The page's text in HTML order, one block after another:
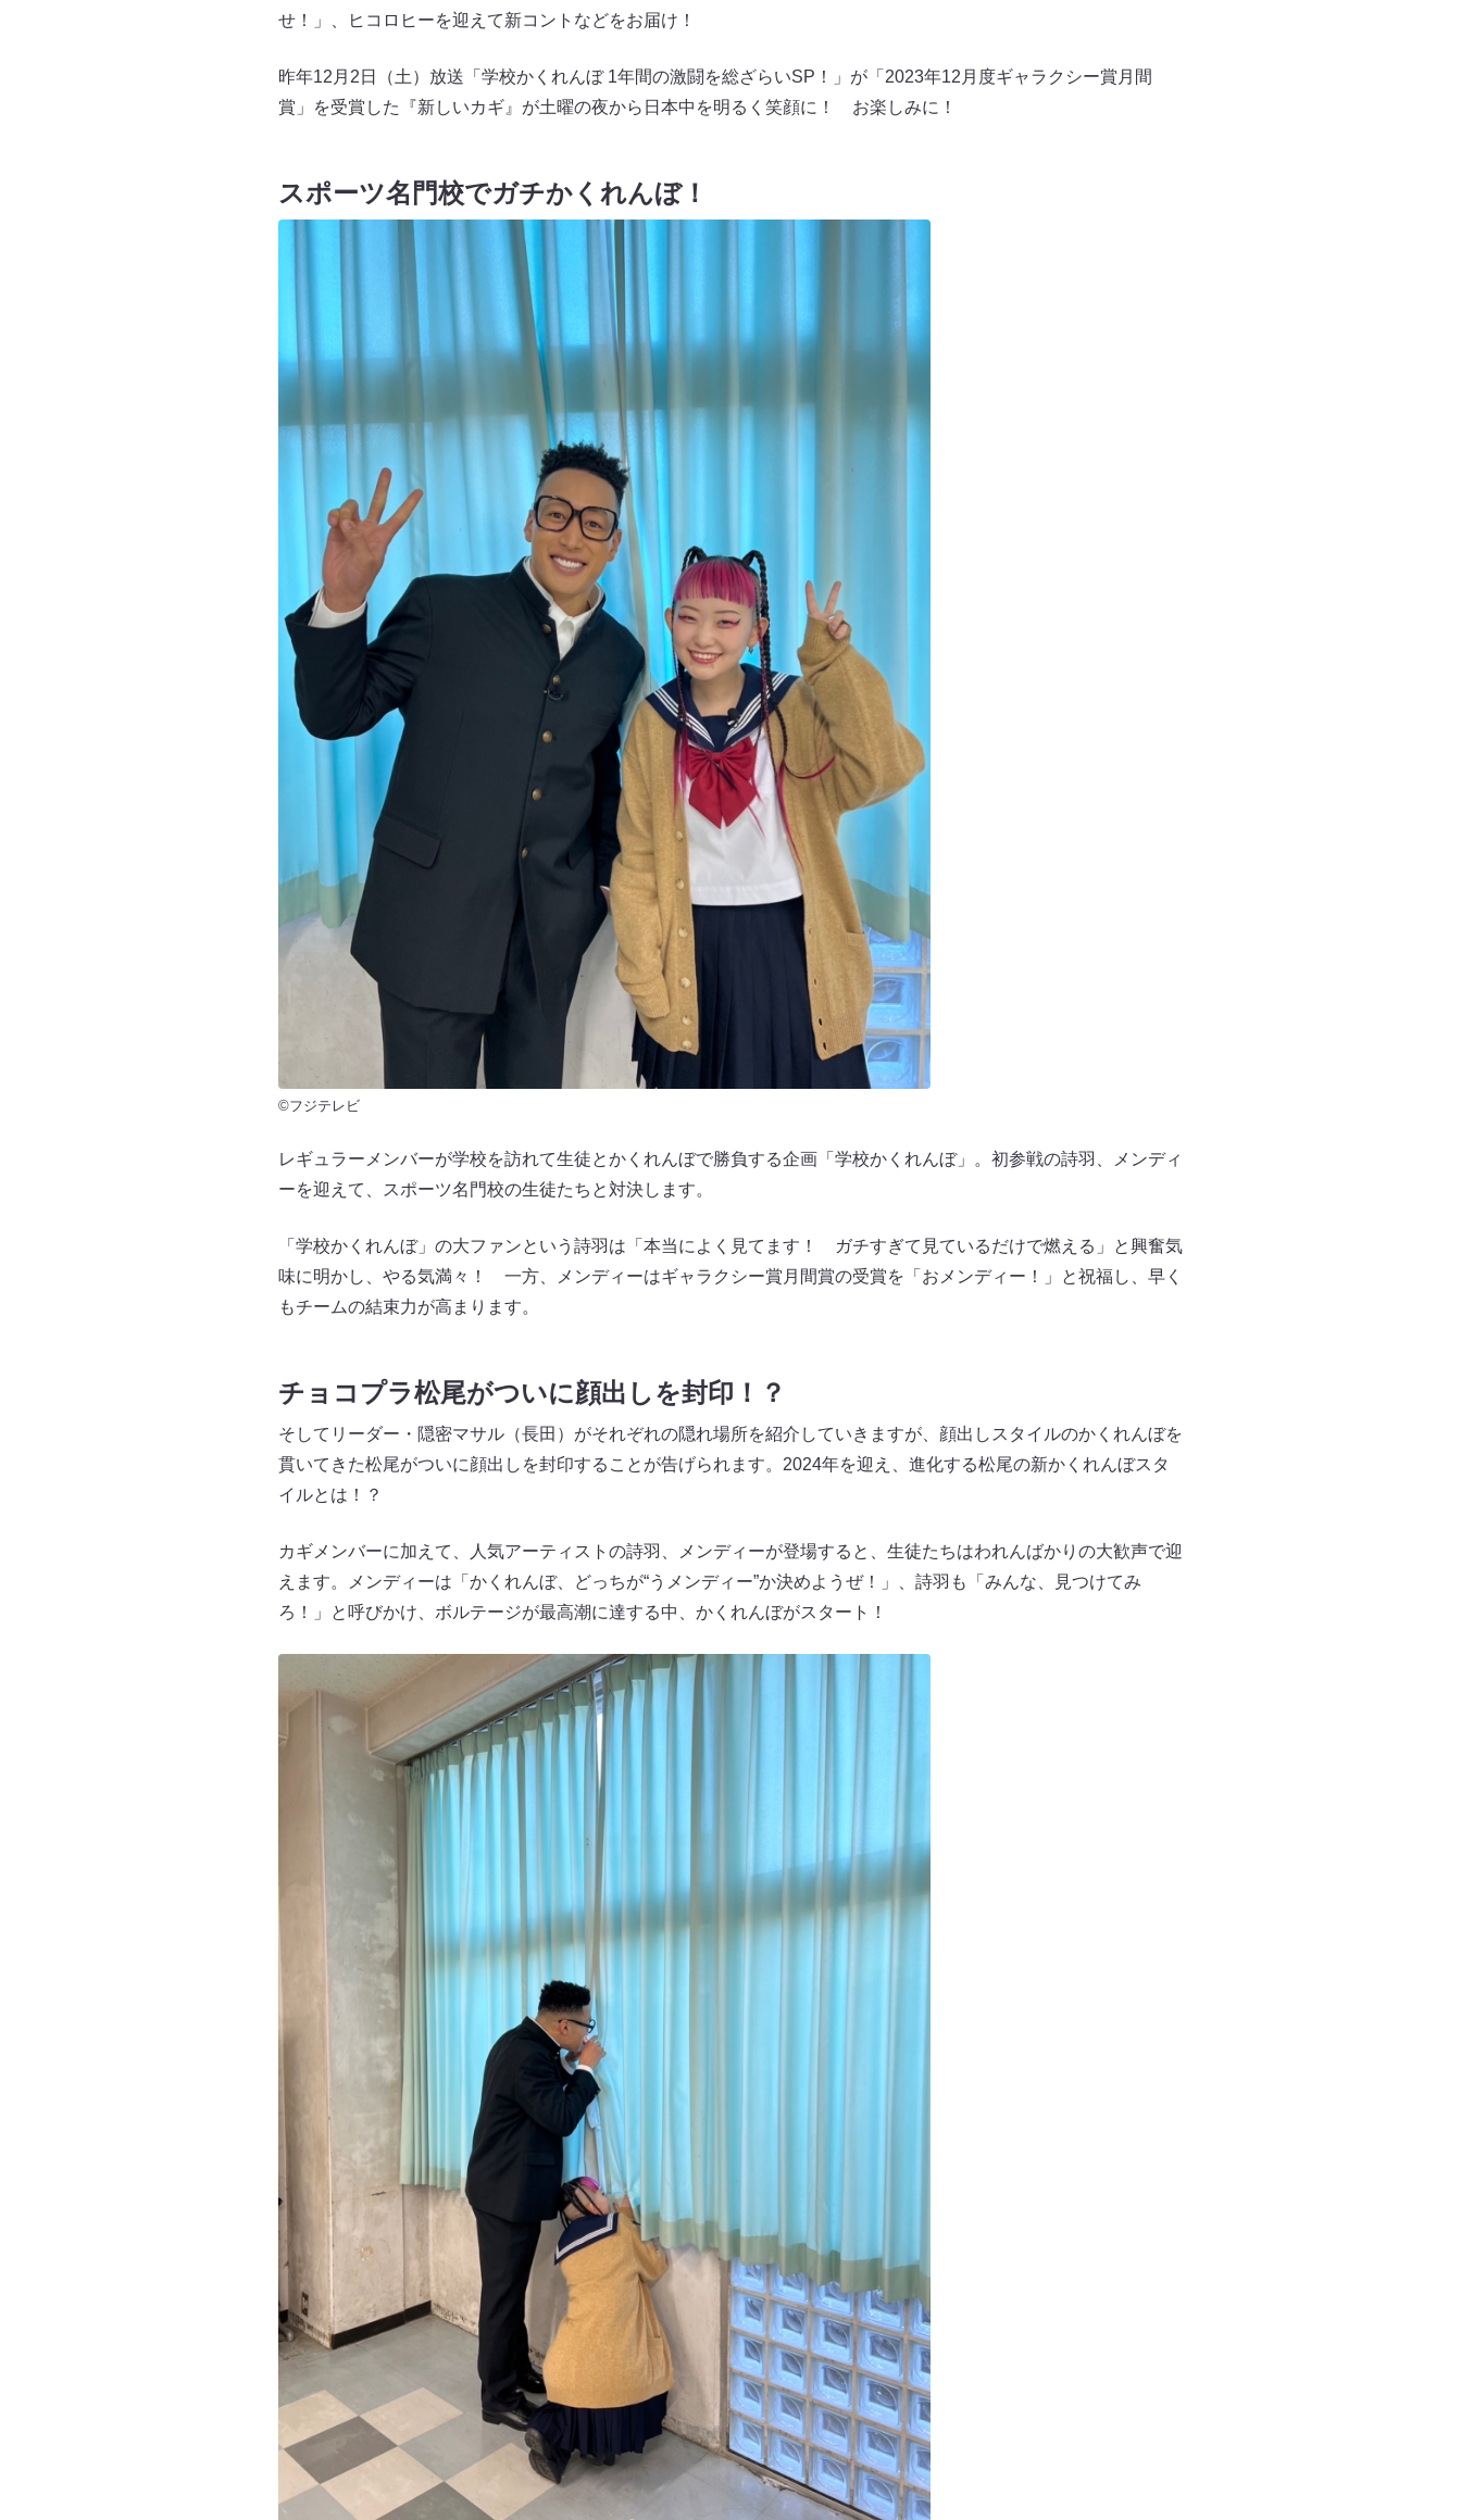
せ！」、ヒコロヒーを迎えて新コントなどをお届け！
昨年12月2日（土）放送「学校かくれんぼ 1年間の激闘を総ざらいSP！」が「2023年12月度ギャラクシー賞月間
賞」を受賞した『新しいカギ』が土曜の夜から日本中を明るく笑顔に！ お楽しみに！
スポーツ名門校でガチかくれんぼ！
©フジテレビ
レギュラーメンバーが学校を訪れて生徒とかくれんぼで勝負する企画「学校かくれんぼ」。初参戦の詩羽、メンディ
ーを迎えて、スポーツ名門校の生徒たちと対決します。
「学校かくれんぼ」の大ファンという詩羽は「本当によく見てます！ ガチすぎて見ているだけで燃える」と興奮気
味に明かし、やる気満々！ 一方、メンディーはギャラクシー賞月間賞の受賞を「おメンディー！」と祝福し、早く
もチームの結束力が高まります。
チョコプラ松尾がついに顔出しを封印！？
そしてリーダー・隠密マサル（長田）がそれぞれの隠れ場所を紹介していきますが、顔出しスタイルのかくれんぼを
貫いてきた松尾がついに顔出しを封印することが告げられます。2024年を迎え、進化する松尾の新かくれんぼスタ
イルとは！？
カギメンバーに加えて、人気アーティストの詩羽、メンディーが登場すると、生徒たちはわれんばかりの大歓声で迎
えます。メンディーは「かくれんぼ、どっちが“うメンディー”か決めようぜ！」、詩羽も「みんな、見つけてみ
ろ！」と呼びかけ、ボルテージが最高潮に達する中、かくれんぼがスタート！